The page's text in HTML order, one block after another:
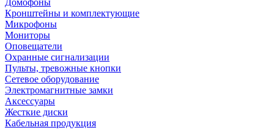
Домофоны
Кронштейны и комплектующие
Микрофоны
Мониторы
Оповещатели
Охранные сигнализации
Пульты, тревожные кнопки
Сетевое оборудование
Электромагнитные замки
Аксессуары
Жесткие диски
Кабельная продукция